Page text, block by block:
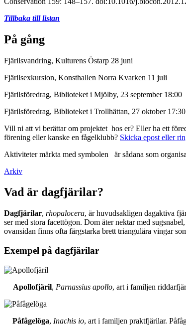
Tillbaka till listan
På gång
Fjärilsvandring, Kulturens Östarp 28 juni
Fjärilsexkursion, Konsthallen Norra Kvarken 11 juli
Fjärilsföredrag, Biblioteket i Mjölby, 23 september 18:00
Fjärilsföredrag, Biblioteket i Trollhättan, 27 oktober 17:30
Vill ni att vi berättar om projektet hos er? Eller ha ett
förening eller kanske en fågelklubb? Skicka epost eller
Aktiviteter märkta med symbolen
är sådana som
Arkiv
Vad är dagfjärilar?
Dagfjärilar, rhopalocera, är huvudsakligen dagaktiva
ser med stora facettögon. Dom äter nektar med
ovansidan finns ofta färgstarka brett triangulära vingar
Exempel på dagfjärilar
Apollofjäril, Parnassius apollo, art i familjen
Påfågelöga, Inachis io, art i familjen praktfjärilar.